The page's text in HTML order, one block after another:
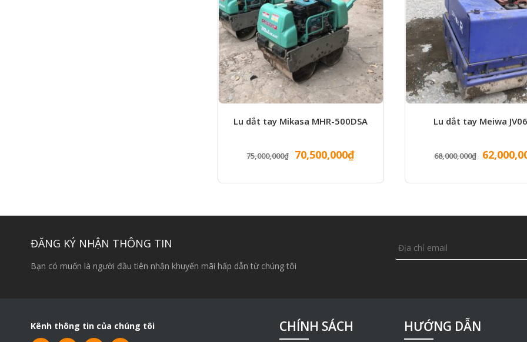
Lu dắt tay Mikasa MHR-500DSA
75,000,000₫ Giá
là:
70,500,000₫Giá
tại
Lu dắt tay Meiwa
68,000,000₫
Giá
là:
ĐĂNG KÝ NHẬN THÔNG TIN
Bạn có muốn là người đầu tiên nhận khuyến mãi hấp dẫn từ chúng tôi
Kênh thông tin của chúng tôi CHÍNH SÁCH HƯỚNG DẪN